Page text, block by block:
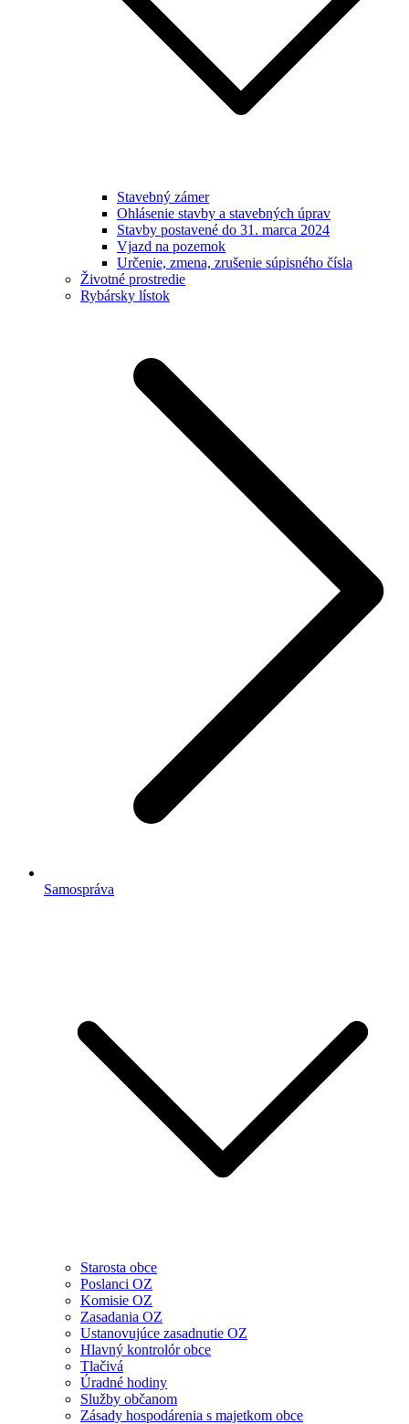
Stavebný zámer
Ohlásenie stavby a stavebných úprav
Stavby postavené do 31. marca 2024
Vjazd na pozemok
Určenie, zmena, zrušenie súpisného čísla
Životné prostredie
Rybársky lístok
Samospráva
Starosta obce
Poslanci OZ
Komisie OZ
Zasadania OZ
Ustanovujúce zasadnutie OZ
Hlavný kontrolór obce
Tlačivá
Úradné hodiny
Služby občanom
Zásady hospodárenia s majetkom obce